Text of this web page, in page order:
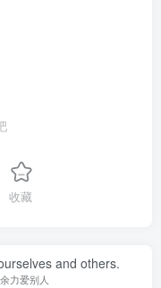
收藏
and others.
力爱别人